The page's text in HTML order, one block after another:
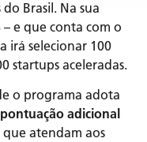
Brasil. Na sua
e que conta com o
irá selecionar 100
startups aceleradas.
o programa adota
adicional
que atendam aos